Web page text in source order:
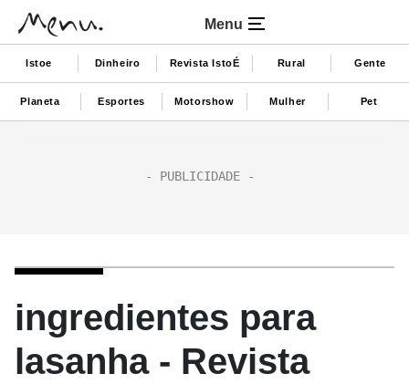
Menu
Istoe Dinheiro Revista IstoÉ Rural Gente
Planeta Esportes Motorshow Mulher Pet
ingredientes para
lasanha - Revista